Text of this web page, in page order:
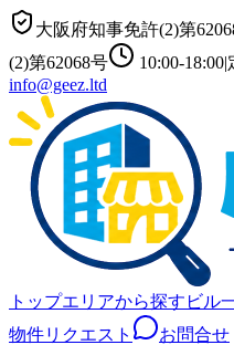
大阪府知事免許(2)第
(2)第62068号
10:00-18:00|
info@geez.ltd
トップエリアから探す ビル
物件リクエスト
お問合せ